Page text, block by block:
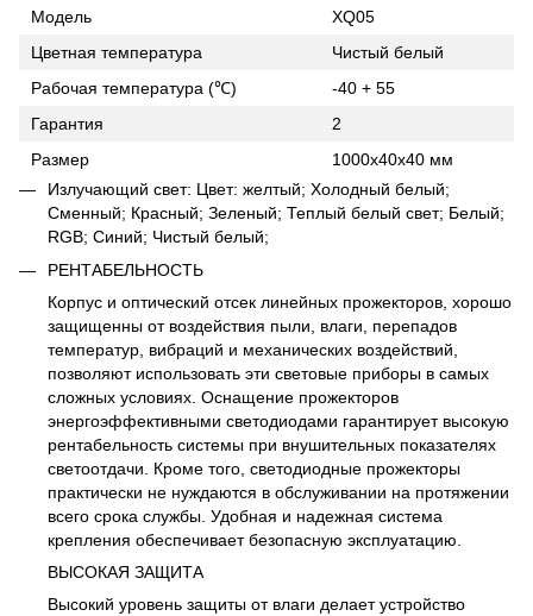
Модель
XQ05
Цветная температура
Чистый белый
Рабочая температура (℃)
-40 + 55
Гарантия
2
Размер
1000х40х40 мм
Излучающий свет: Цвет: желтый; Холодный белый;
Сменный; Красный; Зеленый; Теплый белый свет; Белый;
RGB; Синий; Чистый белый;
РЕНТАБЕЛЬНОСТЬ
Корпус и оптический отсек линейных прожекторов, хорошо
защищенны от воздействия пыли, влаги, перепадов
температур, вибраций и механических воздействий,
позволяют использовать эти световые приборы в самых
сложных условиях. Оснащение прожекторов
энергоэффективными светодиодами гарантирует высокую
рентабельность системы при внушительных показателях
светоотдачи. Кроме того, светодиодные прожекторы
практически не нуждаются в обслуживании на протяжении
всего срока службы. Удобная и надежная система
крепления обеспечивает безопасную эксплуатацию.
ВЫСОКАЯ ЗАЩИТА
Высокий уровень защиты от влаги делает устройство